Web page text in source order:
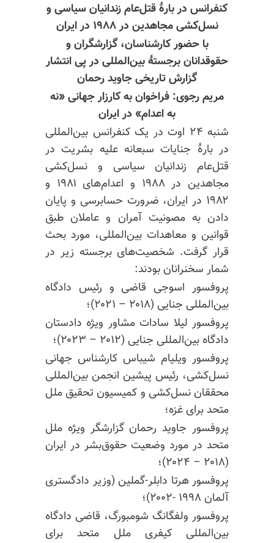
کنفرانس در بارهٔ قتل‌عام زندانیان سیاسی و
نسل‌کشی مجاهدین در ۱۹۸۸ در ایران
با حضور کارشناسان، گزارشگران و
حقوقدانان برجستهٔ بین‌المللی در پی انتشار
گزارش تاریخی جاوید رحمان
مریم رجوی: فراخوان به کارزار جهانی «نه
به اعدام» در ایران
شنبه ۲۴ اوت در یک کنفرانس بین‌المللی
در بارهٔ جنایات سبعانه علیه بشریت در
قتل‌عام زندانیان سیاسی و نسل‌کشی
مجاهدین در ۱۹۸۸ و اعدام‌های ۱۹۸۱ و
۱۹۸۲ در ایران، ضرورت حسابرسی و پایان
دادن به مصونیت آمران و عاملان طبق
قوانین و معاهدات بین‌المللی، مورد بحث
قرار گرفت. شخصیت‌های برجسته زیر در
شمار سخنرانان بودند:
پروفسور اسوجی قاضی و رئیس دادگاه
بین‌المللی جنایی (۲۰۱۸ – ۲۰۲۱)؛
پروفسور لیلا سادات مشاور ویژه دادستان
دادگاه بین‌المللی جنایی (۲۰۱۲ – ۲۰۲۳)؛
پروفسور ویلیام شیباس کارشناس جهانی
نسل‌کشی، رئیس پیشین انجمن بین‌المللی
محققان نسل‌کشی و کمیسیون تحقیق ملل
متحد برای غزه؛
پروفسور جاوید رحمان گزارشگر ویژه ملل
متحد در مورد وضعیت حقوق‌بشر در ایران
(۲۰۱۸ – ۲۰۲۴)؛
پروفسور هرتا دابلر-گملین (وزیر دادگستری
آلمان ۱۹۹۸ -۲۰۰۲)؛
پروفسور ولفگانگ شومبورگ، قاضی دادگاه
بین‌المللی کیفری ملل متحد برای